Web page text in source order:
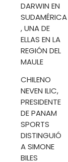
DARWIN EN
SUDAMÉRICA
, UNA DE
ELLAS EN LA
REGIÓN DEL
MAULE
CHILENO
NEVEN ILIC,
PRESIDENTE
DE PANAM
SPORTS
DISTINGUIÓ
A SIMONE
BILES